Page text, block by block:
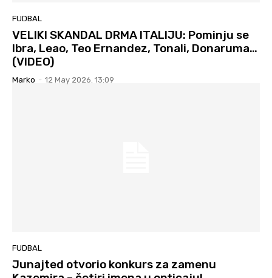
FUDBAL
VELIKI SKANDAL DRMA ITALIJU: Pominju se
Ibra, Leao, Teo Ernandez, Tonali, Donaruma…
(VIDEO)
Marko - 12 May 2026. 13:09
FUDBAL
Junajted otvorio konkurs za zamenu